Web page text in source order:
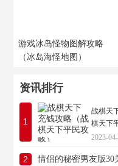
游戏冰岛怪物图解攻略
（冰岛海怪地图）
资讯排行
1
战棋天
棋天下
2023-
2